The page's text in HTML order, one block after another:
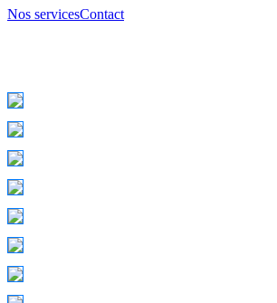
Nos servicesContact